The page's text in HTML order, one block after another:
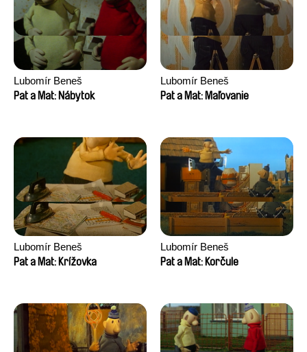
Lubomír Beneš
Pat a Mat: Nábytok
Lubomír Beneš
Pat a Mat: Maľovanie
Lubomír Beneš
Pat a Mat: Krížovka
Lubomír Beneš
Pat a Mat: Korčule